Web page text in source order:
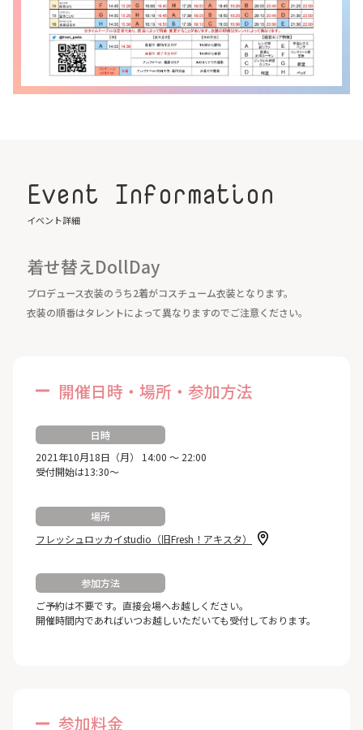
Event Information
イベント詳細
着せ替えDollDay
プロデュース衣装のうち2着がコスチューム衣装となります。
衣装の順番はタレントによって異なりますのでご注意ください。
開催日時・場所・参加方法
日時
2021年10月18日（月） 14:00 ～ 22:00
受付開始は13:30～
場所
フレッシュロッカイstudio（旧Fresh！アキスタ）
参加方法
ご予約は不要です。直接会場へお越しください。
開催時間内であればいつお越しいただいても受付しております。
参加料金